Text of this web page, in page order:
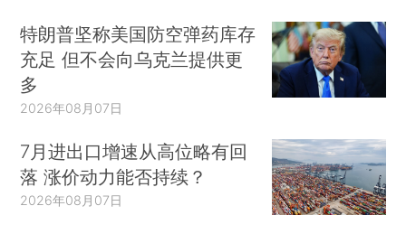
特朗普坚称美国防空弹药库存
充足 但不会向乌克兰提供更
多
2026年08月07日
7月进出口增速从高位略有回
落 涨价动力能否持续？
2026年08月07日